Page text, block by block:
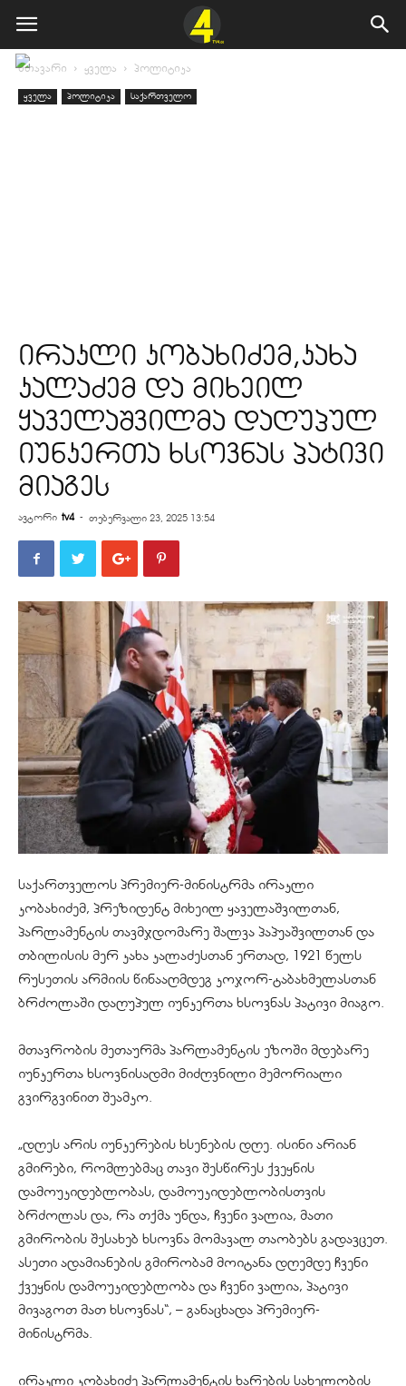
მთავარი ყველა პოლიტიკა
ყველა პოლიტიკა საქართველო
ირაკლი კობახიძემ,კახა
კალაძემ და მიხეილ
ყაველაშვილმა დაღუპულ
იუნკერთა ხსოვნას პატივი
მიაგეს
ავტორი tv4 - თებერვალი 23, 2025 13:54
საქართველოს პრემიერ-მინისტრმა ირაკლი
კობახიძემ, პრეზიდენტ მიხეილ ყაველაშვილთან,
პარლამენტის თავმჯდომარე შალვა პაპუაშვილთან და
თბილისის მერ კახა კალაძესთან ერთად, 1921 წელს
რუსეთის არმიის წინააღმდეგ კოჯორ-ტაბახმელასთან
ბრძოლაში დაღუპულ იუნკერთა ხსოვნას პატივი მიაგო.
მთავრობის მეთაურმა პარლამენტის ეზოში მდებარე
იუნკერთა ხსოვნისადმი მიძღვნილი მემორიალი
გვირგვინით შეამკო.
„დღეს არის იუნკერების ხსენების დღე. ისინი არიან
გმირები, რომლებმაც თავი შესწირეს ქვეყნის
დამოუკიდებლობას, დამოუკიდებლობისთვის
ბრძოლას და, რა თქმა უნდა, ჩვენი ვალია, მათი
გმირობის შესახებ ხსოვნა მომავალ თაობებს გადავცეთ.
ასეთი ადამიანების გმირობამ მოიტანა დღემდე ჩვენი
ქვეყნის დამოუკიდებლობა და ჩვენი ვალია, პატივი
მივაგოთ მათ ხსოვნას“, – განაცხადა პრემიერ-
მინისტრმა.
ირაკლი კობახიძე პარლამენტის ხარების სახელობის